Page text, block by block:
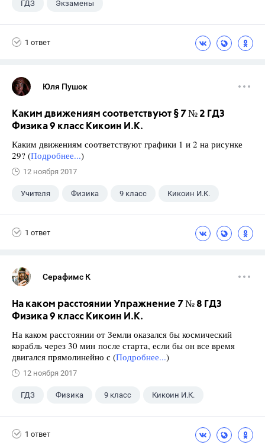
ГДЗ Экзамены
1 ответ
Юля Пушок
Каким движениям соответствуют § 7 № 2 ГДЗ
Физика 9 класс Кикоин И.К.
Каким движениям соответствуют графики 1 и 2 на рисунке
29? (Подробнее...)
12 ноября 2017
Учителя Физика 9 класс Кикоин И.К.
1 ответ
Серафимс К
На каком расстоянии Упражнение 7 № 8 ГДЗ
Физика 9 класс Кикоин И.К.
На каком расстоянии от Земли оказался бы космический
корабль через 30 мин после старта, если бы он все время
двигался прямолинейно с (Подробнее...)
12 ноября 2017
ГДЗ Физика 9 класс Кикоин И.К.
1 ответ